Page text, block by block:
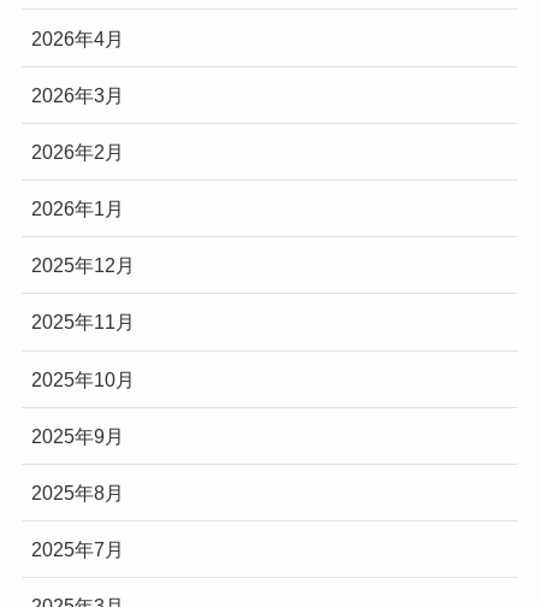
2026年4月
2026年3月
2026年2月
2026年1月
2025年12月
2025年11月
2025年10月
2025年9月
2025年8月
2025年7月